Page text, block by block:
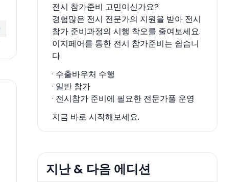
전시 참가준비 고민이신가요?
경험많은 전시 전문가의 지원을 받아 전시
참가 준비과정의 시행 착오를 줄여보세요.
이지페어를 통한 전시 참가준비는 쉽습니
다.
· 수출바우처 수행
· 일반 참가
· 전시참가 준비에 필요한 전문가풀 운영
지금 바로 시작해보세요.
지난 & 다음 에디션